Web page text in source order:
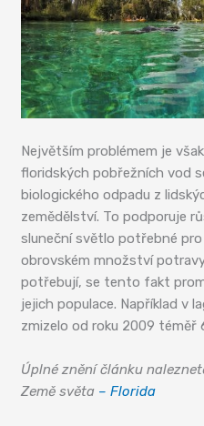
Největším problémem je
floridských pobřežních vod
biologického odpadu z
zemědělství. To podporuje
sluneční světlo potřebné
obrovském množství
potřebují, se tento fakt
jejich populace. Například v
zmizelo od roku 2009 téměř
Úplné znění článku
Země světa – Florida